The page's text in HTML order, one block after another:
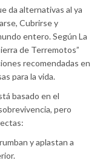
da alternativas al ya
Cubrirse y
entero. Según La
de Terremotos”
recomendadas en
para la vida.
basado en el
pero
y aplastan a